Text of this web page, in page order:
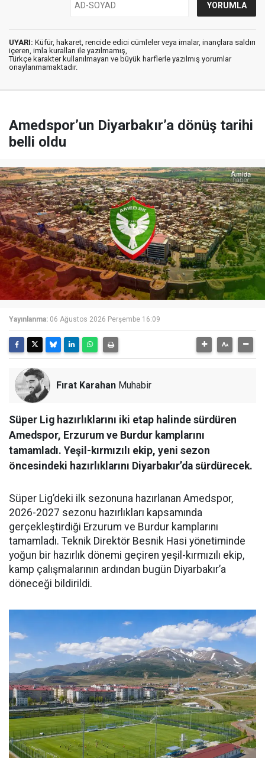
UYARI: Küfür, hakaret, rencide edici cümleler veya imalar, inançlara saldırı
içeren, imla kuralları ile yazılmamış,
Türkçe karakter kullanılmayan ve büyük harflerle yazılmış yorumlar
onaylanmamaktadır.
Amedspor’un Diyarbakır’a dönüş tarihi
belli oldu
Yayınlanma: 06 Ağustos 2026 Perşembe 16:09
Fırat Karahan Muhabir
Süper Lig hazırlıklarını iki etap halinde sürdüren
Amedspor, Erzurum ve Burdur kamplarını
tamamladı. Yeşil-kırmızılı ekip, yeni sezon
öncesindeki hazırlıklarını Diyarbakır’da sürdürecek.
Süper Lig’deki ilk sezonuna hazırlanan Amedspor,
2026-2027 sezonu hazırlıkları kapsamında
gerçekleştirdiği Erzurum ve Burdur kamplarını
tamamladı. Teknik Direktör Besnik Hasi yönetiminde
yoğun bir hazırlık dönemi geçiren yeşil-kırmızılı ekip,
kamp çalışmalarının ardından bugün Diyarbakır’a
döneceği bildirildi.